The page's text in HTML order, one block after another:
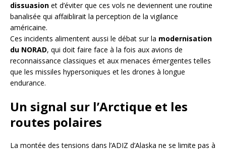
dissuasion et d’éviter que ces vols ne deviennent une routine
banalisée qui affaiblirait la perception de la vigilance
américaine.
Ces incidents alimentent aussi le débat sur la modernisation
du NORAD, qui doit faire face à la fois aux avions de
reconnaissance classiques et aux menaces émergentes telles
que les missiles hypersoniques et les drones à longue
endurance.
Un signal sur l’Arctique et les
routes polaires
La montée des tensions dans l’ADIZ d’Alaska ne se limite pas à